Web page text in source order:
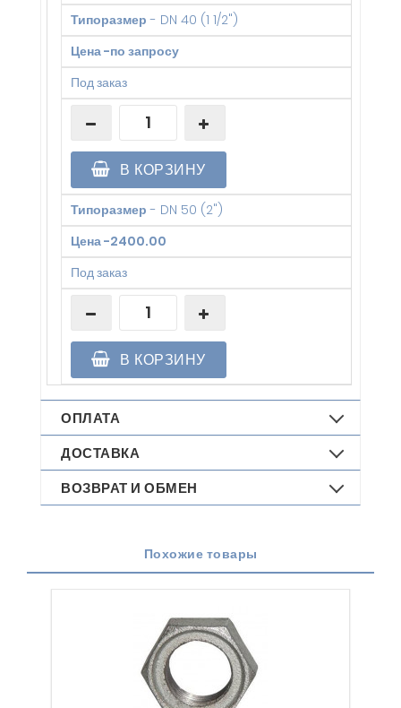
Типоразмер - DN 40 (1 1/2")
Цена-по запросу
Под заказ
В КОРЗИНУ
Типоразмер - DN 50 (2")
Цена-2400.00
Под заказ
В КОРЗИНУ
ОПЛАТА
ДОСТАВКА
ВОЗВРАТ И ОБМЕН
Похожие товары